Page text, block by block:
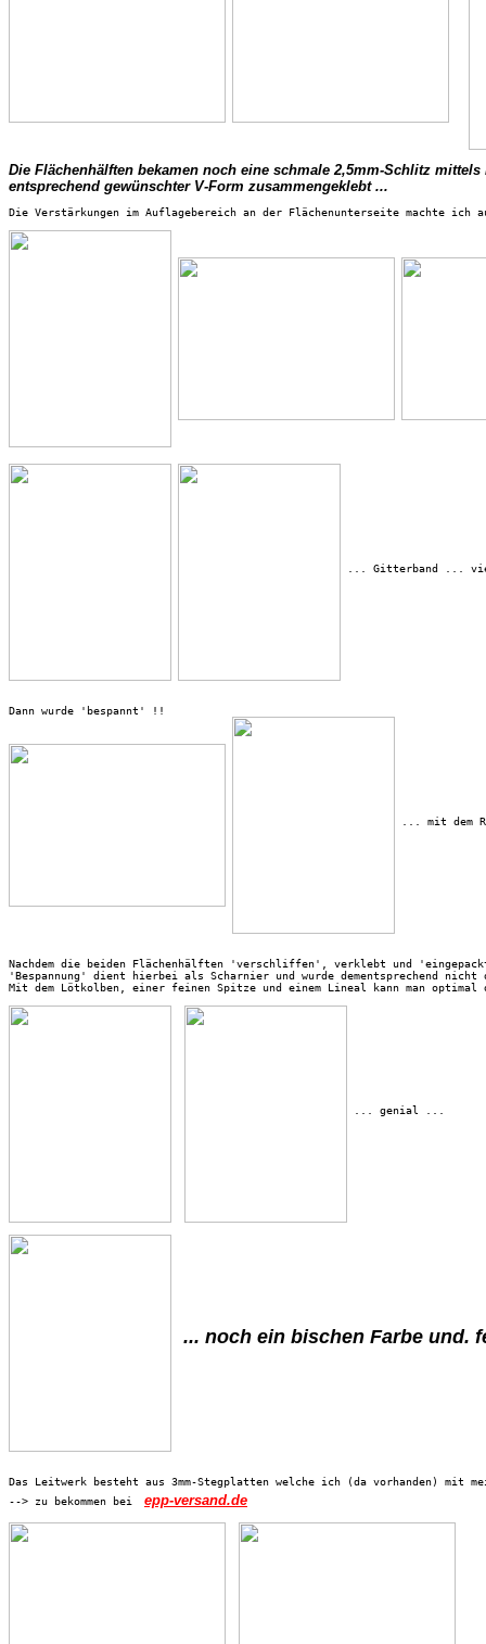
Die Flächenhälften bekamen noch eine schmale 2,5mm-Schlitz
entsprechend gewünschter V-Form zusammengeklebt ...
Die Verstärkungen im Auflagebereich an der Flächenunterseite machte ich
... Gitterband ...
... mit dem
Nachdem die beiden Flächenhälften 'verschliffen', verklebt und
'Bespannung' dient hierbei als Scharnier und wurde dementsprechend
Mit dem Lötkolben, einer feinen Spitze und einem Lineal kann man
... genial ...
... noch ein bischen Farbe und.
Das Leitwerk besteht aus 3mm-Stegplatten welche ich (da vorhanden)
--> zu bekommen bei
epp-versand.de